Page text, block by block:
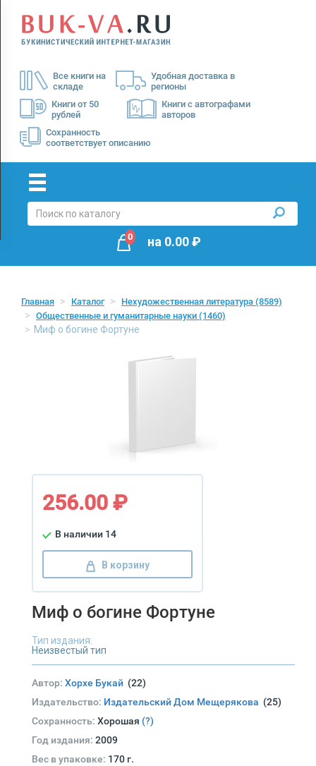
Все книги на
складе
Удобная доставка в
регионы
Книги от 50
рублей
Книги с автографами
авторов
Сохранность
соответствует описанию
Menu
Доставка
Оплата
0 на 0.00₽
Главная Каталог Нехудожественная литература (8589)
Общественные и гуманитарные науки (1460)
Миф о богине Фортуне
256.00 ₽
В наличии 14
В корзину
Миф о богине Фортуне
Тип издания:
Неизвестый тип
Автор: Хорхе Букай (22)
Издательство: Издательский Дом Мещерякова (25)
Сохранность: Хорошая (?)
Год издания: 2009
Вес в упаковке: 170 г.